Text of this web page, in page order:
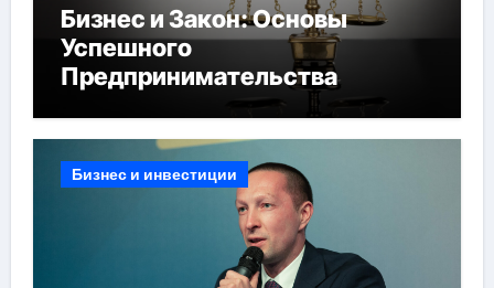
Бизнес и Закон: Основы
Успешного
Предпринимательства
Бизнес и инвестиции